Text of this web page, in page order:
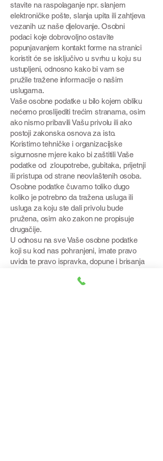
stavite na raspolaganje npr. slanjem
elektroničke pošte, slanja upita ili zahtjeva
vezanih uz naše djelovanje. Osobni
podaci koje dobrovoljno ostavite
popunjavanjem kontakt forme na stranici
koristit će se isključivo u svrhu u koju su
ustupljeni, odnosno kako bi vam se
pružile tražene informacije o našim
uslugama.
Vaše osobne podatke u bilo kojem obliku
nećemo proslijediti trećim stranama, osim
ako nismo pribavili Vašu privolu ili ako
postoji zakonska osnova za isto.
Koristimo tehničke i organizacijske
sigurnosne mjere kako bi zaštitili Vaše
podatke od zloupotrebe, gubitaka, prijetnji
ili pristupa od strane neovlaštenih osoba.
Osobne podatke čuvamo toliko dugo
koliko je potrebno da tražena usluga ili
usluga za koju ste dali privolu bude
pružena, osim ako zakon ne propisuje
drugačije.
U odnosu na sve Vaše osobne podatke
koji su kod nas pohranjeni, imate pravo
uvida te pravo ispravka, dopune i brisanja